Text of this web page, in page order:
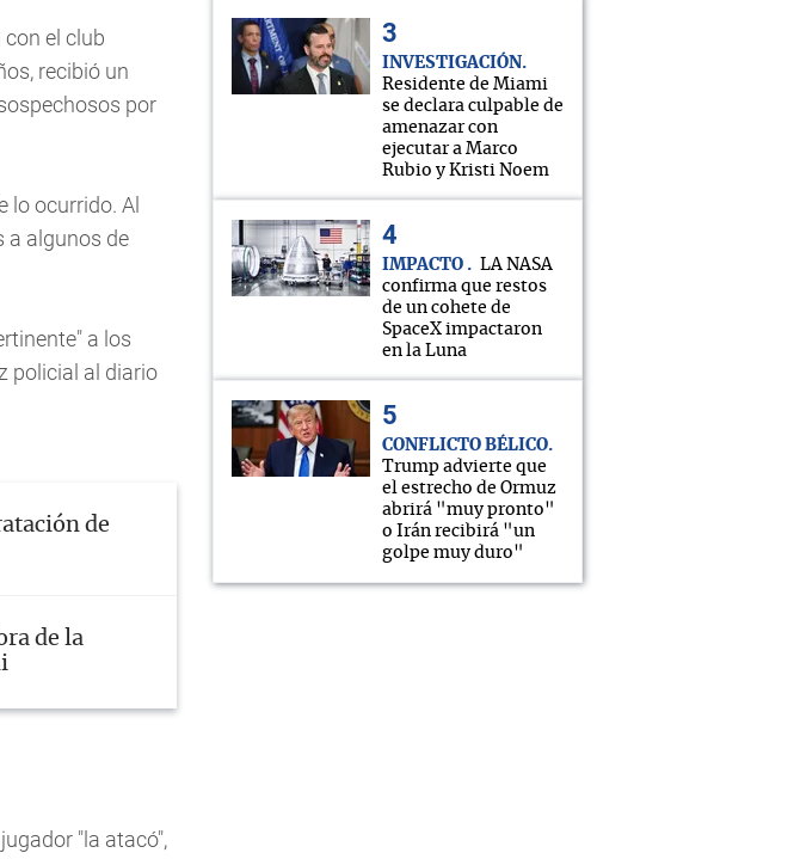
el club
recibió un
por
lo ocurrido. Al
a algunos de
a los
policial al diario
de
de la
"la atacó",
INVESTIGACIÓN
Residente de Miami
se declara culpable de
amenazar con
ejecutar a Marco
Rubio y Kristi Noem
IMPACTO
LA NASA
confirma que restos
de un cohete de
SpaceX impactaron
en la Luna
CONFLICTO BÉLICO
Trump advierte que
el estrecho de Ormuz
abrirá "muy pronto"
o Irán recibirá "un
golpe muy duro"